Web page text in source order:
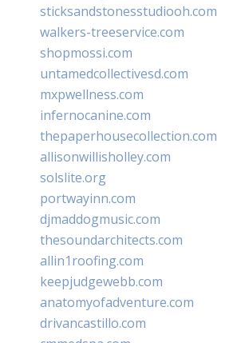
sticksandstonesstudiooh.com
walkers-treeservice.com
shopmossi.com
untamedcollectivesd.com
mxpwellness.com
infernocanine.com
thepaperhousecollection.com
allisonwillisholley.com
solslite.org
portwayinn.com
djmaddogmusic.com
thesoundarchitects.com
allin1roofing.com
keepjudgewebb.com
anatomyofadventure.com
drivancastillo.com